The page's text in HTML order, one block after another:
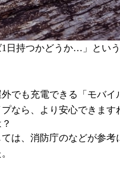
日持つかどうか…」とい
でも充電できる「モバ
なら、より安心できます
は、消防庁のなどが参